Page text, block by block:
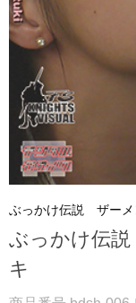
ぶっかけ伝説 ザーメ
ぶっかけ伝
キ